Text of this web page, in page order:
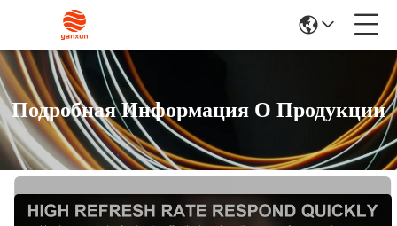
Подробная Информация О Продукции